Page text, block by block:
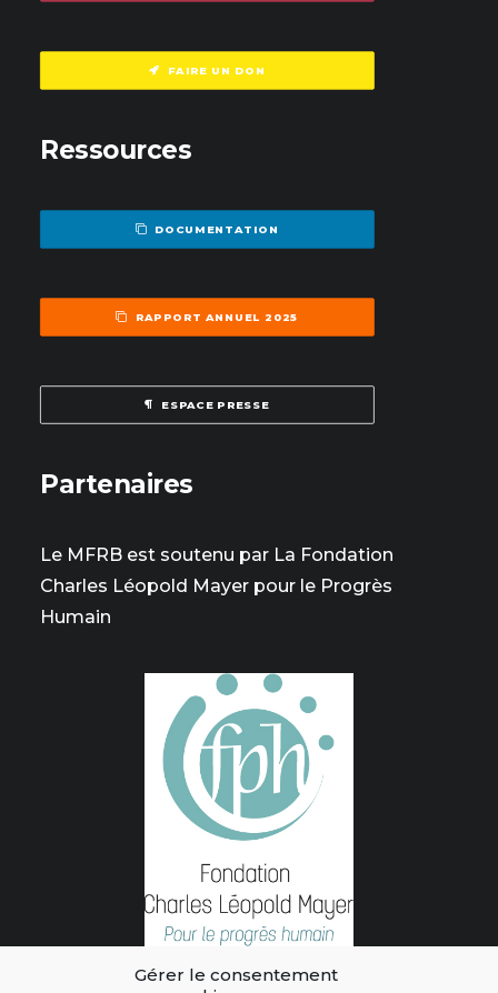
Gérer le consentement
FAIRE UN DON
Ressources
DOCUMENTATION
RAPPORT ANNUEL 2025
ESPACE PRESSE
Partenaires
Le MFRB est soutenu par La Fondation
Charles Léopold Mayer pour le Progrès
Humain